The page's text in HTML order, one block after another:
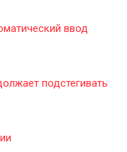
ввод
подстегивать